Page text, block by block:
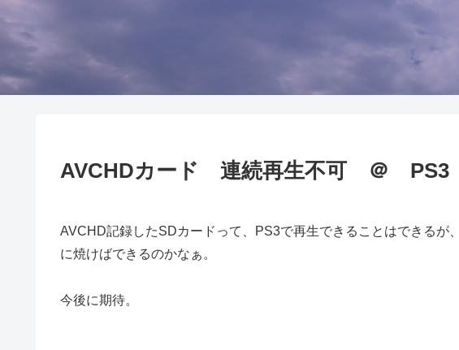
AVCHDカード 連続再生不可 ＠ PS3
AVCHD記録したSDカードって、PS3で再生できることはできるが
に焼けばできるのかなぁ。
今後に期待。